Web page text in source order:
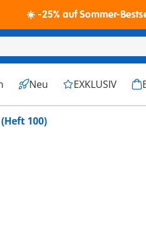
☀️ -25% auf Sommer-
Neu EXKLUSIV
100)